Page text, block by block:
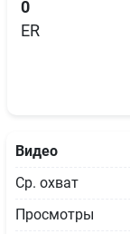
0
ER
Видео
Ср. охват
Просмотры